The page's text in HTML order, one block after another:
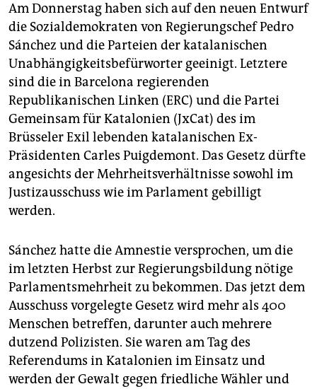
Am Donnerstag haben sich auf den neuen Entwurf
die Sozialdemokraten von Regierungschef Pedro
Sánchez und die Parteien der katalanischen
Unabhängigkeitsbefürworter geeinigt. Letztere
sind die in Barcelona regierenden
Republikanischen Linken (ERC) und die Partei
Gemeinsam für Katalonien (JxCat) des im
Brüsseler Exil lebenden katalanischen Ex-
Präsidenten Carles Puigdemont. Das Gesetz dürfte
angesichts der Mehrheitsverhältnisse sowohl im
Justizausschuss wie im Parlament gebilligt
werden.
Sánchez hatte die Amnestie versprochen, um die
im letzten Herbst zur Regierungsbildung nötige
Parlamentsmehrheit zu bekommen. Das jetzt dem
Ausschuss vorgelegte Gesetz wird mehr als 400
Menschen betreffen, darunter auch mehrere
dutzend Polizisten. Sie waren am Tag des
Referendums in Katalonien im Einsatz und
werden der Gewalt gegen friedliche Wähler und